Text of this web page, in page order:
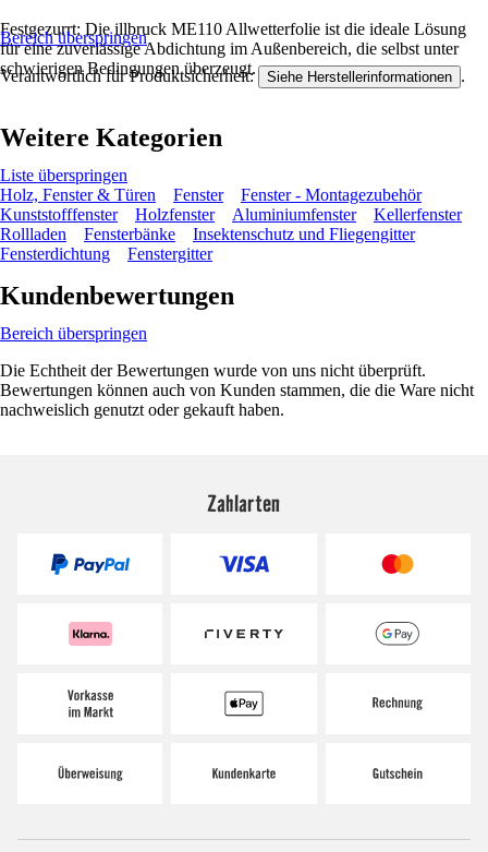
Festgezurrt: Die illbruck ME110 Allwetterfolie ist die ideale Lösung
für eine zuverlässige Abdichtung im Außenbereich, die selbst unter
schwierigen Bedingungen überzeugt.
Bereich überspringen
Verantwortlich für Produktsicherheit: Siehe Herstellerinformationen .
Weitere Kategorien
Liste überspringen
Holz, Fenster & Türen
Fenster
Fenster - Montagezubehör
Kunststofffenster
Holzfenster Aluminiumfenster
Kellerfenster
Rollladen
Fensterbänke
Insektenschutz und Fliegengitter
Fensterdichtung
Fenstergitter
Kundenbewertungen
Bereich überspringen
Die Echtheit der Bewertungen wurde von uns nicht überprüft.
Bewertungen können auch von Kunden stammen, die die Ware nicht
nachweislich genutzt oder gekauft haben.
Zahlarten